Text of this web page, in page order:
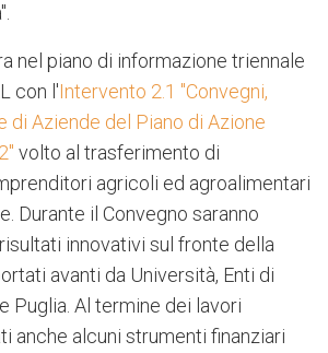
nel piano di informazione triennale
con l'Intervento 2.1 "Convegni,
di Aziende del Piano di Azione
volto al trasferimento di
agricoli ed agroalimentari
Durante il Convegno saranno
innovativi sul fronte della
avanti da Università, Enti di
Puglia. Al termine dei lavori
anche alcuni strumenti finanziari